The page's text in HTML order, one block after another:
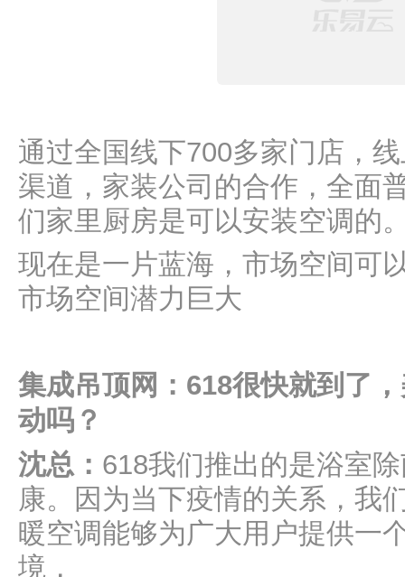
通过全国线下700多家门店，
渠道，家装公司的合作，全面
们家里厨房是可以安装空调的
现在是一片蓝海，市场空间可
市场空间潜力巨大
集成吊顶网：618很快就到了
动吗？
沈总： 618我们推出的是浴室
康。因为当下疫情的关系，我
暖空调能够为广大用户提供一
境，